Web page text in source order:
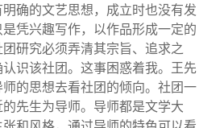
确的文艺思想，成立时也没有发
凭兴趣写作，以作品形成一定的
研究必须弄清其宗旨、追求之
识该社团。这事困惑着我。王先
的思想去看社团的倾向。社团一
先生为导师。导师都是文学大